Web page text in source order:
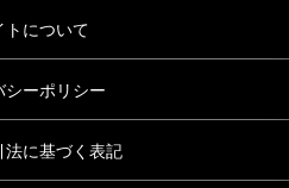
トについて
シーポリシー
法に基づく表記